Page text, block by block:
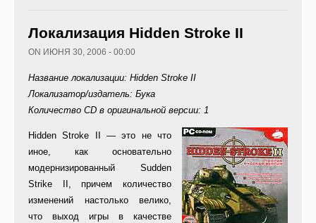
Локализация Hidden Stroke II
ON ИЮНЯ 30, 2006 - 00:00
Название локализации: Hidden Stroke II
Локализатор/издатель: Бука
Количество CD в оригинальной версии: 1
Hidden Stroke II — это не что
иное, как основательно
модернизированный Sudden
Strike II, причем количество
изменений настолько велико,
что выход игры в качестве